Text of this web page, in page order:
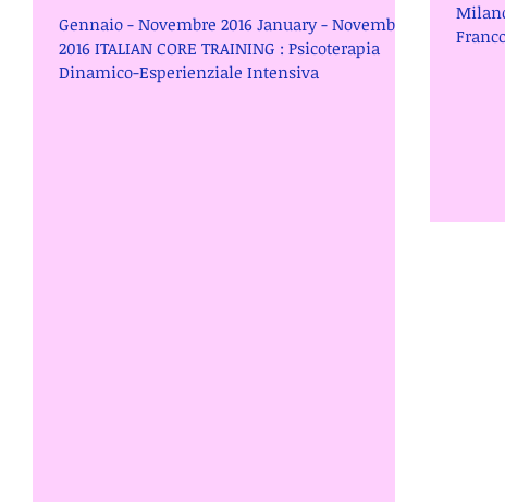
Gennaio - Novembre 2016 January - November
2016 ITALIAN CORE TRAINING : Psicoterapia
Dinamico-Esperienziale Intensiva